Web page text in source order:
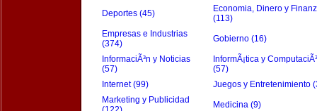
Deportes (45)
Economia, Dinero y
(113)
Empresas e Industrias
(374)
Gobierno (16)
InformaciÃ³n y Noticias
(57)
InformÃ¡tica y
(57)
Internet (99)
Juegos y Entretenimiento
Marketing y Publicidad
Medicina (9)